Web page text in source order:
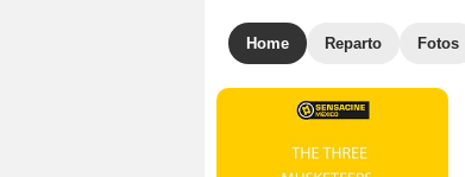
Home Reparto Fotos